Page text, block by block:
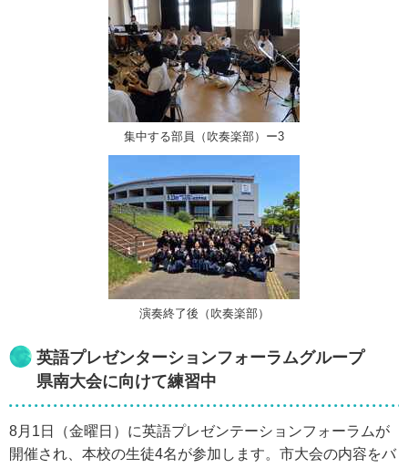
集中する部員（吹奏楽部）ー3
演奏終了後（吹奏楽部）
英語プレゼンターションフォーラムグループ
県南大会に向けて練習中
8月1日（金曜日）に英語プレゼンテーションフォーラムが
開催され、本校の生徒4名が参加します。市大会の内容をバ